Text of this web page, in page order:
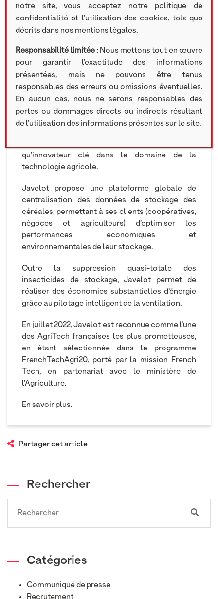
60ème édition du Salon International de
l’Agriculture #SIA2024 : une forte dynamique
Felix Bonduelle et Vindicient Delcourt,
respectivement Directeur Général et Président
de Javelot, ont participé à l’édition 2024 du Salon
International de l’Agriculture à Paris.
Ils ont eu l’opportunité d’échanger avec des
qu’innovateur clé dans le domaine de la
technologie agricole.
Javelot propose une plateforme globale de
centralisation des données de stockage des
céréales, permettant à ses clients (coopératives,
négoces et agriculteurs) d’optimiser les
performances économiques et
environnementales de leur stockage.
Outre la suppression quasi-totale des
insecticides de stockage, Javelot permet de
réaliser des économies substantielles d’énergie
grâce au pilotage intelligent de la ventilation.
En juillet 2022, Javelot est reconnue comme l’une
des AgriTech françaises les plus prometteuses,
en étant sélectionnée dans le programme
FrenchTechAgri20, porté par la mission French
Tech, en partenariat avec le ministère de
l’Agriculture.
En savoir plus.
Partager cet article
Rechercher
Catégories
Communiqué de presse
Recrutement
notre site, vous acceptez notre politique de
confidentialité et l’utilisation des cookies, tels que
décrits dans nos mentions légales.
Responsabilité limitée : Nous mettons tout en œuvre
pour garantir l’exactitude des informations
présentées, mais ne pouvons être tenus
responsables des erreurs ou omissions éventuelles.
En aucun cas, nous ne serons responsables des
pertes ou dommages directs ou indirects résultant
de l’utilisation des informations présentes sur le site.